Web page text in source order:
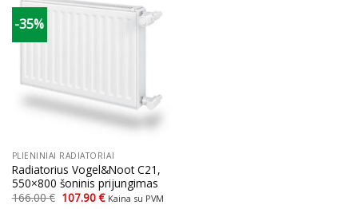
-35%
PLIENINIAI RADIATORIAI
Radiatorius Vogel&Noot C21,
550×800 šoninis prijungimas
166.00€ Original
107.90€Current
Kaina su PVM